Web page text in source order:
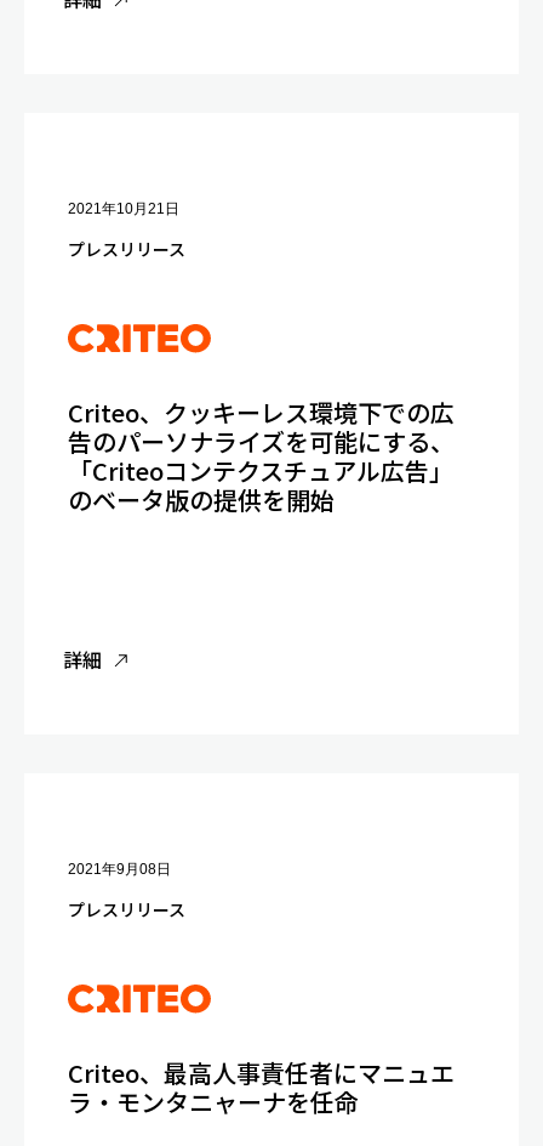
2021年10月21日
プレスリリース
Criteo、クッキーレス環境下での広
告のパーソナライズを可能にする、
「Criteoコンテクスチュアル広告」
のベータ版の提供を開始
詳細
2021年9月08日
プレスリリース
Criteo、最高人事責任者にマニュエ
ラ・モンタニャーナを任命